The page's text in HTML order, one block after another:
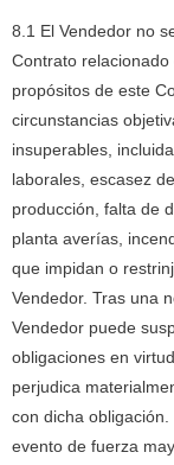
8.1 El Vendedor no
Contrato relacionado
propósitos de este
circunstancias
insuperables,
laborales, escasez
producción, falta de
planta averías,
que impidan o
Vendedor. Tras una
Vendedor puede
obligaciones en
perjudica
con dicha obligación.
evento de fuerza